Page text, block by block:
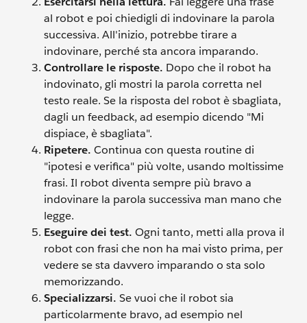
al robot e poi chiedigli di indovinare la parola
successiva. All'inizio, potrebbe tirare a
indovinare, perché sta ancora imparando.
Controllare le risposte. Dopo che il robot ha
indovinato, gli mostri la parola corretta nel
testo reale. Se la risposta del robot è sbagliata,
dagli un feedback, ad esempio dicendo "Mi
dispiace, è sbagliata".
Ripetere. Continua con questa routine di
"ipotesi e verifica" più volte, usando moltissime
frasi. Il robot diventa sempre più bravo a
indovinare la parola successiva man mano che
legge.
Eseguire dei test. Ogni tanto, metti alla prova il
robot con frasi che non ha mai visto prima, per
vedere se sta davvero imparando o sta solo
memorizzando.
Specializzarsi. Se vuoi che il robot sia
particolarmente bravo, ad esempio nel